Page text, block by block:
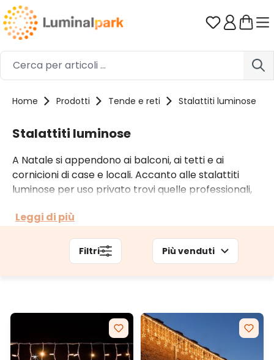
Passa al contenuto principale Hai 0
Home Prodotti Tende e reti Stalattiti luminose
Stalattiti luminose
A Natale si appendono ai balconi, ai tetti e ai
cornicioni di case e locali. Accanto alle stalattiti
luminose per uso privato trovi quelle professionali,
e i grandi edifici. Delle nostre stalattiti di luci puoi
lunghezza di cui hai bisogno.
Leggi di più
Filtri Più venduti